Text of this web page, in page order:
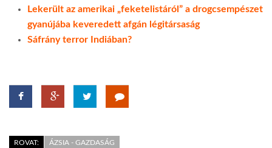
Lekerült az amerikai „feketelistáról” a drogcsempészet
gyanújába keveredett afgán légitársaság
Sáfrány terror Indiában?
ROVAT:
ÁZSIA - GAZDASÁG